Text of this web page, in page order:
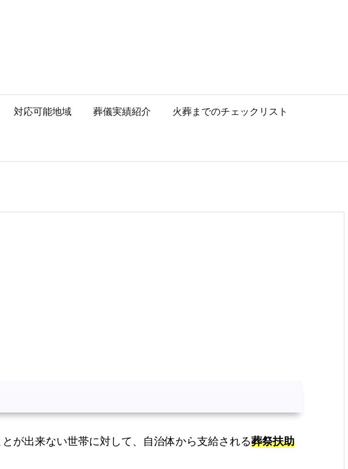
対応可能地域 葬儀実績紹介 火葬までのチェックリスト
が出来ない世帯に対して、自治体から支給される葬祭扶助